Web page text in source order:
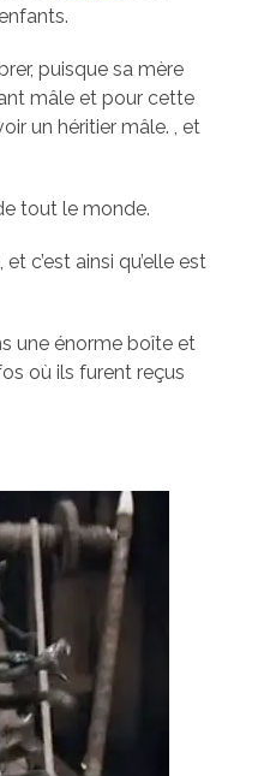
puisque sa mère
mâle et pour cette
un héritier mâle. , et
tout le monde.
c’est ainsi qu’elle est
une énorme boîte et
où ils furent reçus